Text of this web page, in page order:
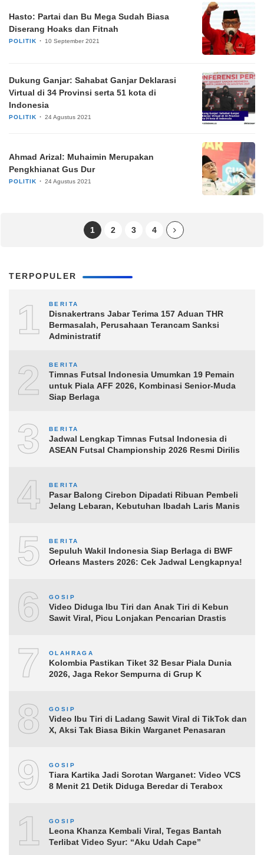
Hasto: Partai dan Bu Mega Sudah Biasa
Diserang Hoaks dan Fitnah
POLITIK 10 September 2021
Dukung Ganjar: Sahabat Ganjar Deklarasi
Virtual di 34 Provinsi serta 51 kota di
Indonesia
POLITIK 24 Agustus 2021
Ahmad Arizal: Muhaimin Merupakan
Pengkhianat Gus Dur
POLITIK 24 Agustus 2021
1 2 3 4
TERPOPULER
1 BERITA
Disnakertrans Jabar Terima 157 Aduan THR
Bermasalah, Perusahaan Terancam Sanksi
Administratif
2 BERITA
Timnas Futsal Indonesia Umumkan 19 Pemain
untuk Piala AFF 2026, Kombinasi Senior-Muda
Siap Berlaga
3 BERITA
Jadwal Lengkap Timnas Futsal Indonesia di
ASEAN Futsal Championship 2026 Resmi Dirilis
4 BERITA
Pasar Balong Cirebon Dipadati Ribuan Pembeli
Jelang Lebaran, Kebutuhan Ibadah Laris Manis
5 BERITA
Sepuluh Wakil Indonesia Siap Berlaga di BWF
Orleans Masters 2026: Cek Jadwal Lengkapnya!
6 GOSIP
Video Diduga Ibu Tiri dan Anak Tiri di Kebun
Sawit Viral, Picu Lonjakan Pencarian Drastis
7 OLAHRAGA
Kolombia Pastikan Tiket 32 Besar Piala Dunia
2026, Jaga Rekor Sempurna di Grup K
8 GOSIP
Video Ibu Tiri di Ladang Sawit Viral di TikTok dan
X, Aksi Tak Biasa Bikin Warganet Penasaran
9 GOSIP
Tiara Kartika Jadi Sorotan Warganet: Video VCS
8 Menit 21 Detik Diduga Beredar di Terabox
10
GOSIP
Leona Khanza Kembali Viral, Tegas Bantah
Terlibat Video Syur: “Aku Udah Cape”